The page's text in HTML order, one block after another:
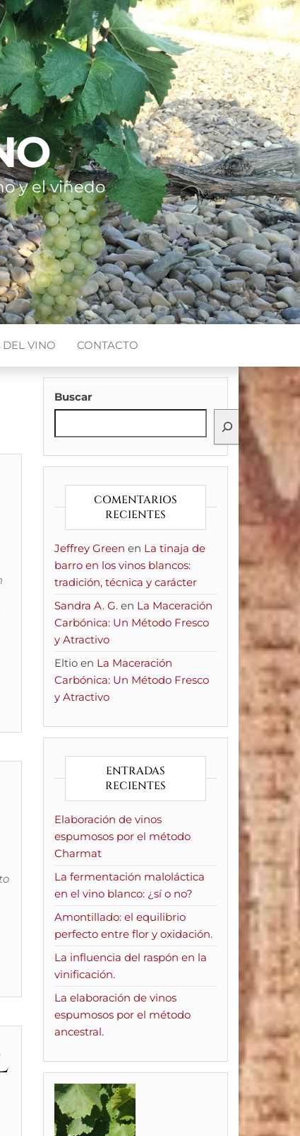
y el viñedo
VINO CONTACTO
Buscar
COMENTARIOS
RECIENTES
Jeffrey Green en La tinaja de
barro en los vinos blancos:
tradición, técnica y carácter
Sandra A. G.en La Maceración
Carbónica: Un Método Fresco
y Atractivo
Eltioen La Maceración
Carbónica: Un Método Fresco
y Atractivo
ENTRADAS
RECIENTES
Elaboración de vinos
espumosos por el método
Charmat
La fermentación maloláctica
en el vino blanco: ¿sí o no?
Amontillado: el equilibrio
perfecto entre flor y oxidación.
La influencia del raspón en la
vinificación.
La elaboración de vinos
espumosos por el método
ancestral.